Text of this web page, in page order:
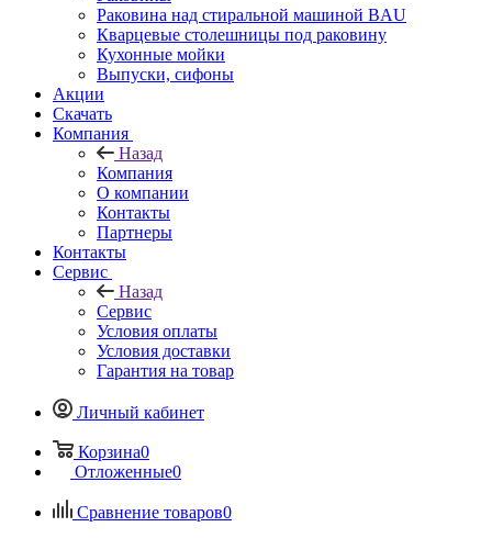
Раковина над стиральной машиной BAU
Кварцевые столешницы под раковину
Кухонные мойки
Выпуски, сифоны
Акции
Скачать
Компания
Назад
Компания
О компании
Контакты
Партнеры
Контакты
Сервис
Назад
Сервис
Условия оплаты
Условия доставки
Гарантия на товар
Личный кабинет
Корзина0
Отложенные0
Сравнение товаров0